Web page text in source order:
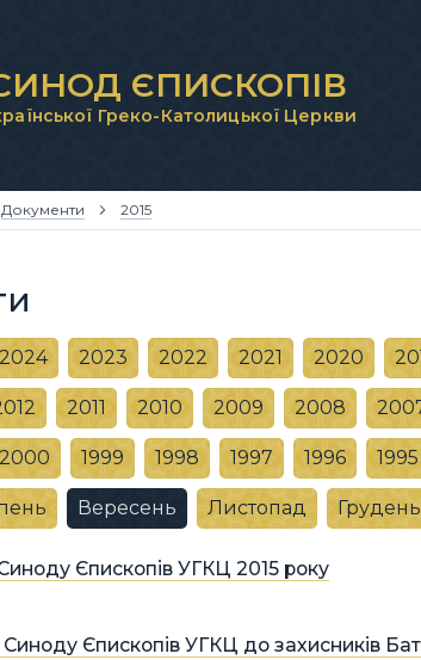
ЄПИСКОПІВ
Греко-Католицької Церкви
Документи 2015
2024 2023 2022 2021 2020
2011 2010 2009 2008
2000 1999 1998 1997 1996 1995
Вересень Листопад Грудень
Єпископів УГКЦ 2015 року
Єпископів УГКЦ до захисників